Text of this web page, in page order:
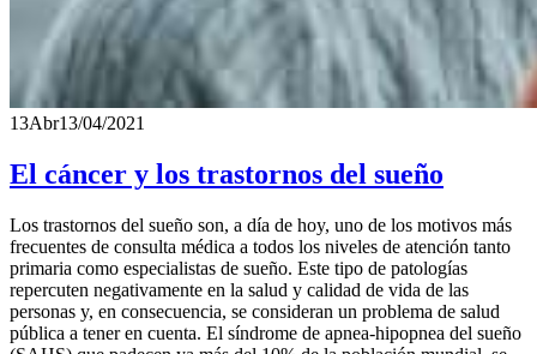
13Abr13/04/2021
El cáncer y los trastornos del sueño
Los trastornos del sueño son, a día de hoy, uno de los motivos más
frecuentes de consulta médica a todos los niveles de atención tanto
primaria como especialistas de sueño. Este tipo de patologías
repercuten negativamente en la salud y calidad de vida de las
personas y, en consecuencia, se consideran un problema de salud
pública a tener en cuenta. El síndrome de apnea-hipopnea del sueño